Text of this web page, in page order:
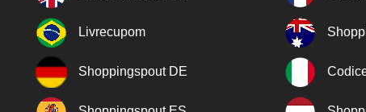
Livrecupom
Shoppingspout DE